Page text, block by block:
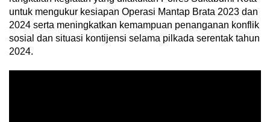
untuk mengukur kesiapan Operasi Mantap Brata 2023 dan
2024 serta meningkatkan kemampuan penanganan konflik
sosial dan situasi kontijensi selama pilkada serentak tahun
2024.